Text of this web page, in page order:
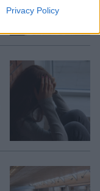
Privacy Policy